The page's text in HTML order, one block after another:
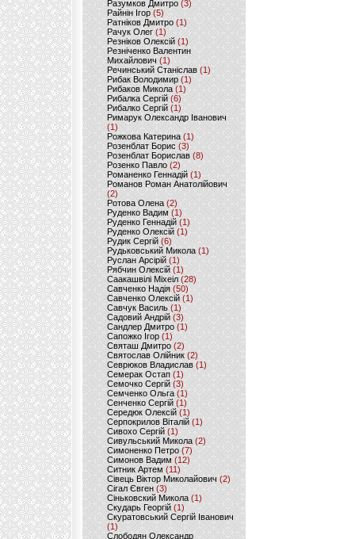
Разумков Дмитро (3)
Райнін Ігор(5)
Ратніков Дмитро (1)
Рачук Олег (1)
Резніков Олексій(1)
Резніченко Валентин
Михайлович (1)
Речинський Станіслав (1)
Рибак Володимир(1)
Рибаков Микола(1)
Рибалка Сергій (6)
Рибалко Сергій (1)
Римарук Олександр Іванович
(1)
Рожкова Катерина(1)
Розенблат Борис (3)
Розенблат Борислав (8)
Розенко Павло (2)
Романенко Геннадій (1)
Романов Роман Анатолійович
(2)
Ротова Олена(2)
Руденко Вадим (1)
Руденко Геннадій (1)
Руденко Олексій(1)
Рудик Сергій(6)
Рудьковський Микола (1)
Руслан Арсірій(1)
Рябчин Олексій (1)
Саакашвілі Міхеіл(28)
Савченко Надія (50)
Савченко Олексій(1)
Савчук Василь (1)
Садовий Андрій (3)
Сандлер Дмитро(1)
Сапожко Ігор(1)
Святаш Дмитро (2)
Святослав Олійник (2)
Севрюков Владислав (1)
Семерак Остап (1)
Семочко Сергій (3)
Семченко Ольга (1)
Сенченко Сергій(1)
Середюк Олексій(1)
Серпокрилов Віталій(1)
Сивохо Сергій(1)
Сивульський Микола(2)
Симоненко Петро(7)
Симонов Вадим (12)
Ситник Артем(11)
Сівець Віктор Миколайович(2)
Сігал Євген (3)
Сіньковский Микола(1)
Скударь Георгій (1)
Скуратовський Сергій Іванович
(1)
Слободян Олександр